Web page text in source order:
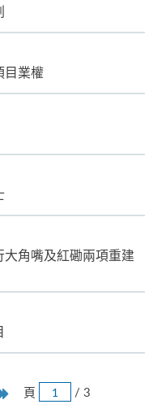
目業權
角嘴及紅磡兩項重建
Last頁 / 3